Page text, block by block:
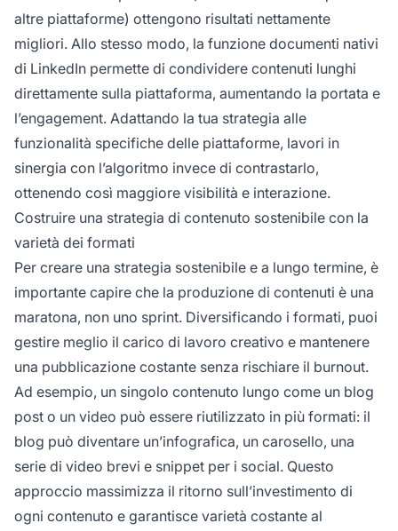
altre piattaforme) ottengono risultati nettamente
migliori. Allo stesso modo, la funzione documenti nativi
di LinkedIn permette di condividere contenuti lunghi
direttamente sulla piattaforma, aumentando la portata e
l’engagement. Adattando la tua strategia alle
funzionalità specifiche delle piattaforme, lavori in
sinergia con l’algoritmo invece di contrastarlo,
ottenendo così maggiore visibilità e interazione.
Costruire una strategia di contenuto sostenibile con la
varietà dei formati
Per creare una strategia sostenibile e a lungo termine, è
importante capire che la produzione di contenuti è una
maratona, non uno sprint. Diversificando i formati, puoi
gestire meglio il carico di lavoro creativo e mantenere
una pubblicazione costante senza rischiare il burnout.
Ad esempio, un singolo contenuto lungo come un blog
post o un video può essere riutilizzato in più formati: il
blog può diventare un’infografica, un carosello, una
serie di video brevi e snippet per i social. Questo
approccio massimizza il ritorno sull’investimento di
ogni contenuto e garantisce varietà costante al